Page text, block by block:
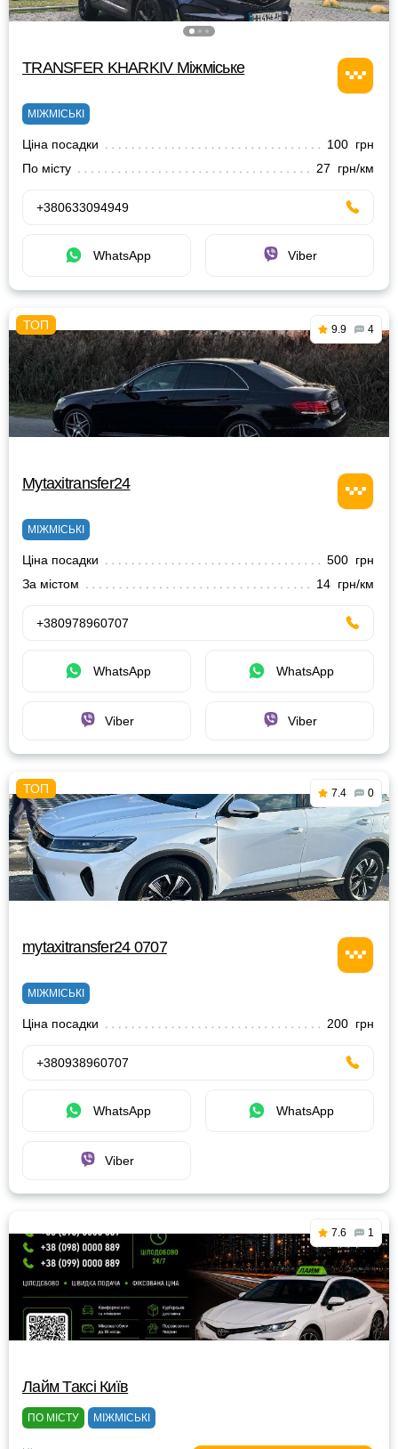
TRANSFER KHARKIV Міжміське
МІЖМІСЬКІ
Ціна посадки
100 грн
По місту
27 грн/км
+380633094949
WhatsApp Viber
9.9 4
Mytaxitransfer24
МІЖМІСЬКІ
Ціна посадки
500 грн
За містом
14 грн/км
+380978960707
WhatsApp WhatsApp
Viber Viber
7.4 0
mytaxitransfer24 0707
МІЖМІСЬКІ
Ціна посадки 200 грн
+380938960707
WhatsApp WhatsApp
Viber
7.6 1
Лайм Таксі Київ
ПО МІСТУ МІЖМІСЬКІ